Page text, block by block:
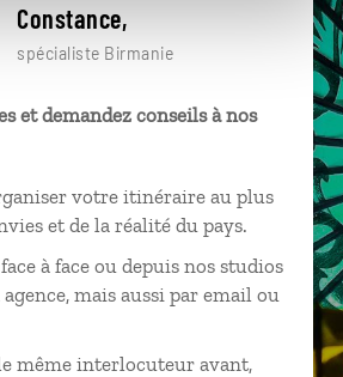
Constance,
spécialiste Birmanie
et demandez conseils à nos
votre itinéraire au plus
et de la réalité du pays.
à face ou depuis nos studios
mais aussi par email ou
même interlocuteur avant,